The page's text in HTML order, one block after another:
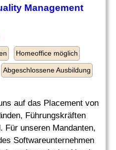
Management
Homeoffice möglich
Abgeschlossene Ausbildung
auf das Placement von
Führungskräften
Für unseren Mandanten,
Softwareunternehmen